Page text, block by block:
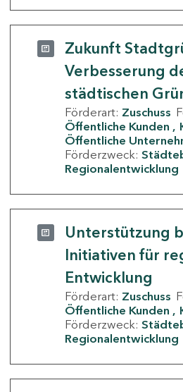
Zukunft
Verbesserung
städtischen
Förderart: Zuschuss
Öffentliche Kunden
Öffentliche
Förderzweck:
Regionalentwicklung
Unterstützung
Initiativen für
Entwicklung
Förderart: Zuschuss
Öffentliche Kunden
Förderzweck:
Regionalentwicklung